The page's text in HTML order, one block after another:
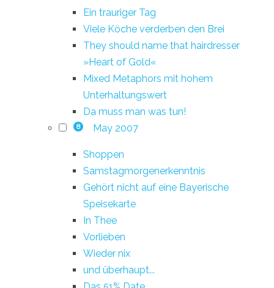
Ein trauriger Tag
Viele Köche verderben den Brei
They should name that hairdresser
»Heart of Gold«
Mixed Metaphors mit hohem
Unterhaltungswert
Da muss man was tun!
8 May 2007
Shoppen
Samstagmorgenerkenntnis
Gehört nicht auf eine Bayerische
Speisekarte
In Thee
Vorlieben
Wieder nix
und überhaupt...